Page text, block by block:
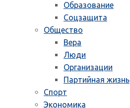
Образование
Соцзащита
Общество
Вера
Люди
Организации
Партийная жизнь
Спорт
Экономика